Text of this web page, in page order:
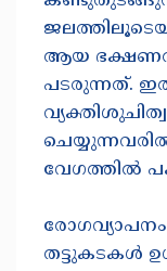
ആയ
പടരുന്നത്.
വേഗത്തിൽ
​രോഗവ്യാപനം
തട്ടുകടകൾ